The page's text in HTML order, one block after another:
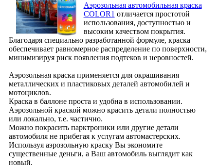
Аэрозольная автомобильная краска
COLOR1 отличается простотой
использования, доступностью и
высоким качеством покрытия.
Благодаря специально разработанной формуле, краска
обеспечивает равномерное распределение по поверхности,
минимизируя риск появления подтеков и неровностей.
Аэрозольная краска применяется для окрашивания
металлических и пластиковых деталей автомобилей и
мотоциклов.
Краска в баллоне проста и удобна в использовании.
Аэрозольной краской можно красить детали полностью
или локально, т.е. частично.
Можно покрасить парктроники или другие детали
автомобиля не прибегая к услугам автомастерских.
Используя аэрозольную краску Вы экономите
существенные деньги, а Ваш автомобиль выглядит как
новый.